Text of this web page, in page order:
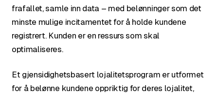
frafallet, samle inn data – med belønninger som det
minste mulige incitamentet for å holde kundene
registrert. Kunden er en ressurs som skal
optimaliseres.
Et gjensidighetsbasert lojalitetsprogram er utformet
for å belønne kundene oppriktig for deres lojalitet,